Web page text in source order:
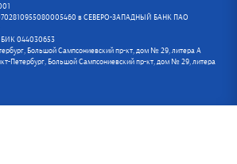
в СЕВЕРО-ЗАПАДНЫЙ БАНК ПАО
044030653
Большой Сампсониевский пр-кт, дом № 29, литера А
Петербург, Большой Сампсониевский пр-кт, дом № 29, литера